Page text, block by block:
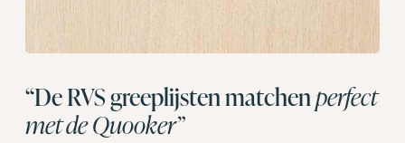
“De RVS greeplijsten matchenperfect
met de Quooker”